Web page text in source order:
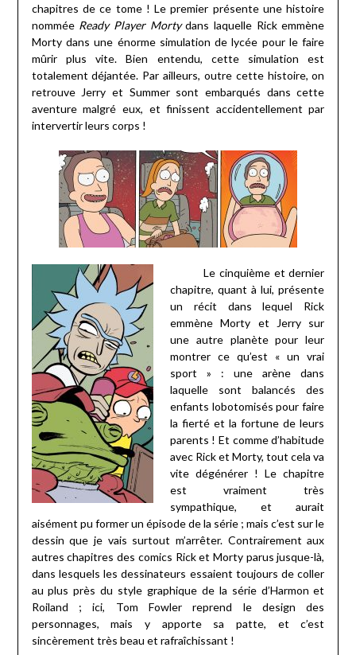
chapitres de ce tome ! Le premier présente une histoire
nommée Ready Player Mortydans laquelle Rick emmène
Morty dans une énorme simulation de lycée pour le faire
mûrir plus vite. Bien entendu, cette simulation est
totalement déjantée. Par ailleurs, outre cette histoire, on
retrouve Jerry et Summer sont embarqués dans cette
aventure malgré eux, et finissent accidentellement par
intervertir leurs corps !
Le cinquième et dernier
chapitre, quant à lui, présente
un récit dans lequel Rick
emmène Morty et Jerry sur
une autre planète pour leur
montrer ce qu’est « un vrai
sport » : une arène dans
laquelle sont balancés des
enfants lobotomisés pour faire
la fierté et la fortune de leurs
parents ! Et comme d’habitude
avec Rick et Morty, tout cela va
vite dégénérer ! Le chapitre
est vraiment très
sympathique, et aurait
aisément pu former un épisode de la série ; mais c’est sur le
dessin que je vais surtout m’arrêter. Contrairement aux
autres chapitres des comics Rick et Morty parus jusque-là,
dans lesquels les dessinateurs essaient toujours de coller
au plus près du style graphique de la série d’Harmon et
Roiland ; ici, Tom Fowler reprend le design des
personnages, mais y apporte sa patte, et c’est
sincèrement très beau et rafraîchissant !